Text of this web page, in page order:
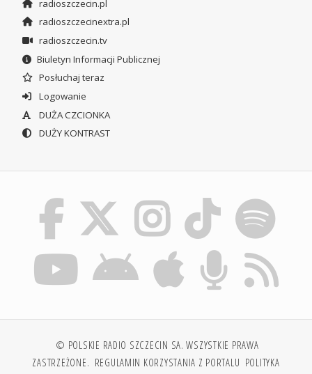
radioszczecin.pl
radioszczecinextra.pl
radioszczecin.tv
Biuletyn Informacji Publicznej
Posłuchaj teraz
Logowanie
DUŻA CZCIONKA
DUŻY KONTRAST
© POLSKIE RADIO SZCZECIN SA. WSZYSTKIE PRAWA
ZASTRZEŻONE. REGULAMIN KORZYSTANIA Z PORTALU POLITYKA